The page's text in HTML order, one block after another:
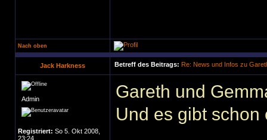
Nach oben
Jack Harkness Betreff des Beitrags: Re: News und Infos zu
Admin
Registriert: So 5. Okt 2008,
23:24
Gareth und
Und es gibt